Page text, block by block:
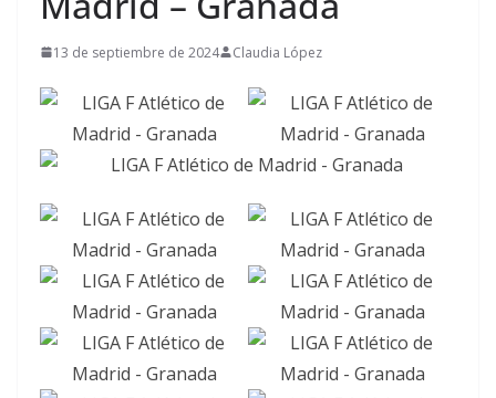
13 de septiembre de 2024 Claudia López